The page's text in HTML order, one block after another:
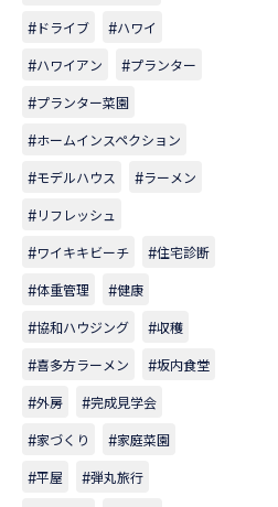
ドライブ
ハワイ
ハワイアン
プランター
プランター菜園
ホームインスペクション
モデルハウス
ラーメン
リフレッシュ
ワイキキビーチ
住宅診断
体重管理
健康
協和ハウジング
収穫
喜多方ラーメン
坂内食堂
外房
完成見学会
家づくり
家庭菜園
平屋
弾丸旅行